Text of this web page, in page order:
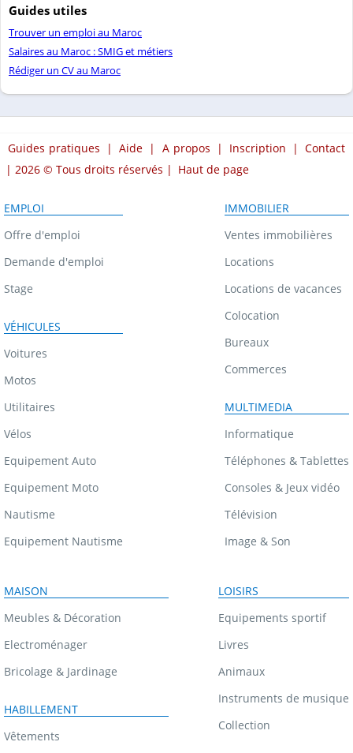
Guides utiles
Trouver un emploi au Maroc
Salaires au Maroc : SMIG et métiers
Rédiger un CV au Maroc
Guides pratiques | Aide | A propos | Inscription | Contact
| 2026 © Tous droits réservés | Haut de page
EMPLOI
Offre d'emploi
Demande d'emploi
Stage
VÉHICULES
Voitures
Motos
Utilitaires
Vélos
Equipement Auto
Equipement Moto
Nautisme
Equipement Nautisme
IMMOBILIER
Ventes immobilières
Locations
Locations de vacances
Colocation
Bureaux
Commerces
MULTIMEDIA
Informatique
Téléphones & Tablettes
Consoles & Jeux vidéo
Télévision
Image & Son
MAISON
Meubles & Décoration
Electroménager
Bricolage & Jardinage
HABILLEMENT
Vêtements
LOISIRS
Equipements sportif
Livres
Animaux
Instruments de musique
Collection